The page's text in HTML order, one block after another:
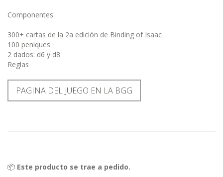
Componentes:
300+ cartas de la 2a edición de Binding of Isaac
100 peniques
2 dados: d6 y d8
Reglas
PAGINA DEL JUEGO EN LA BGG
📦 Este producto se trae a pedido.